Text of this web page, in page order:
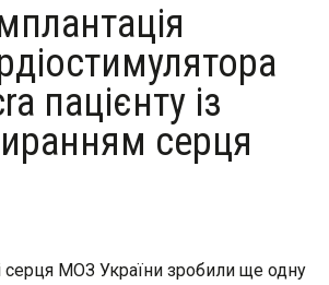
пацієнту із
серця
серця МОЗ України зробили ще одну